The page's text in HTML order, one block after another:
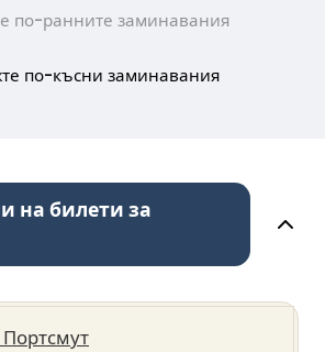
по-ранните заминавания
по-късни заминавания
на билети за
Портсмут